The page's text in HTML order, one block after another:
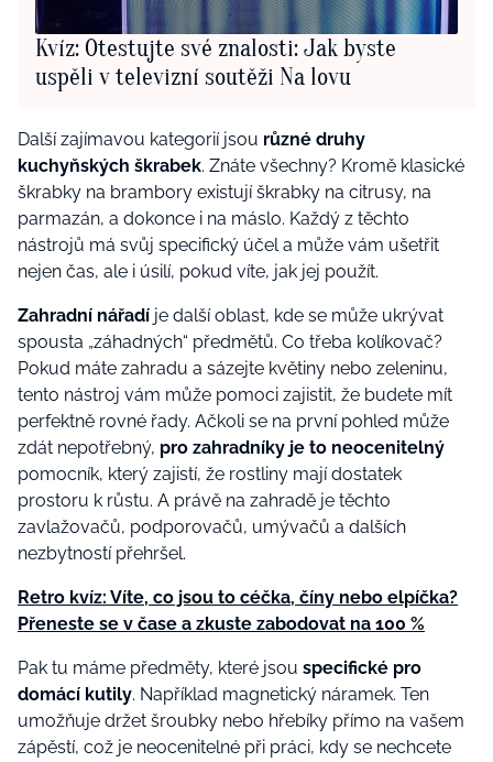
Kvíz: Otestujte své znalosti: Jak byste
uspěli v televizní soutěži Na lovu
Další zajímavou kategorií jsou různé druhy
kuchyňských škrabek. Znáte všechny? Kromě klasické
škrabky na brambory existují škrabky na citrusy, na
parmazán, a dokonce i na máslo. Každý z těchto
nástrojů má svůj specifický účel a může vám ušetřit
nejen čas, ale i úsilí, pokud víte, jak jej použít.
Zahradní nářadí je další oblast, kde se může ukrývat
spousta „záhadných“ předmětů. Co třeba kolíkovač?
Pokud máte zahradu a sázejte květiny nebo zeleninu,
tento nástroj vám může pomoci zajistit, že budete mít
perfektně rovné řady. Ačkoli se na první pohled může
zdát nepotřebný, pro zahradníky je to neocenitelný
pomocník, který zajistí, že rostliny mají dostatek
prostoru k růstu. A právě na zahradě je těchto
zavlažovačů, podporovačů, umývačů a dalších
nezbytností přehršel.
Retro kvíz: Víte, co jsou to céčka, číny nebo elpíčka?
Přeneste se v čase a zkuste zabodovat na 100 %
Pak tu máme předměty, které jsou specifické pro
domácí kutily. Například magnetický náramek. Ten
umožňuje držet šroubky nebo hřebíky přímo na vašem
zápěstí, což je neocenitelné při práci, kdy se nechcete